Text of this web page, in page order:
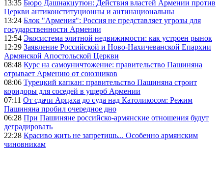
13:35 Бюро Дашнакцутюн: Действия властей Армении против
Церкви антиконституционны и антинациональны
13:24 Блок "Армения": Россия не представляет угрозы для
государственности Армении
12:54 Экосистема элитной недвижимости: как устроен рынок
12:29 Заявление Российской и Ново-Нахичеванской Епархии
Армянской Апостольской Церкви
08:48 Курс на самоуничтожение: правительство Пашиняна
отрывает Армению от союзников
08:06 Турецкий капкан: правительство Пашиняна строит
коридоры для соседей в ущерб Армении
07:11 От сдачи Арцаха до суда над Католикосом: Режим
Пашиняна пробил очередное дно
06:28 При Пашиняне российско-армянские отношения будут
деградировать
22:28 Красиво жить не запретишь... Особенно армянским
чиновникам